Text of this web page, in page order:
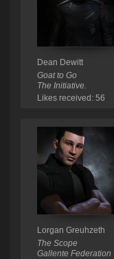
Dean Dewitt
Goat to Go
The Initiative.
Likes received: 56
Lorgan Greuhzeth
The Scope
Gallente Federation